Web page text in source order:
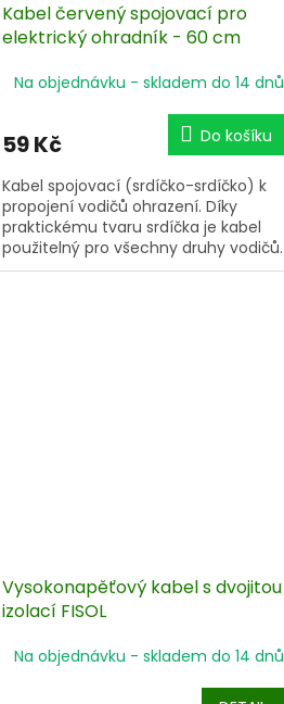
Kabel červený spojovací pro
elektrický ohradník - 60 cm
Na objednávku - skladem do 14 dnů
59 Kč Do košíku
Kabel spojovací (srdíčko-srdíčko) k
propojení vodičů ohrazení. Díky
praktickému tvaru srdíčka je kabel
použitelný pro všechny druhy vodičů.
Koncovky jsou pozinkované. Délka
Vysokonapěťový kabel s dvojitou
izolací FISOL
Na objednávku - skladem do 14 dnů